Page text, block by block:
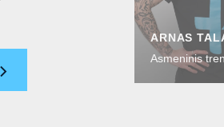
ARNAS
Asmeninis